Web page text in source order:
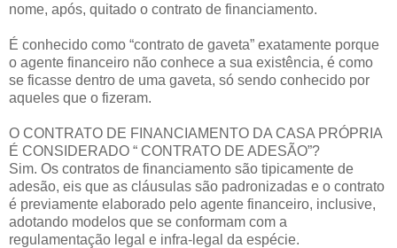
nome, após, quitado o contrato de financiamento.
É conhecido como “contrato de gaveta” exatamente porque
o agente financeiro não conhece a sua existência, é como
se ficasse dentro de uma gaveta, só sendo conhecido por
aqueles que o fizeram.
O CONTRATO DE FINANCIAMENTO DA CASA PRÓPRIA
É CONSIDERADO “ CONTRATO DE ADESÃO”?
Sim. Os contratos de financiamento são tipicamente de
adesão, eis que as cláusulas são padronizadas e o contrato
é previamente elaborado pelo agente financeiro, inclusive,
adotando modelos que se conformam com a
regulamentação legal e infra-legal da espécie.